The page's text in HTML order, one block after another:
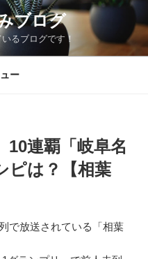
ブログ
るブログです！
ー
10連覇「岐阜名
ピは？【相葉
で放送されている「相葉